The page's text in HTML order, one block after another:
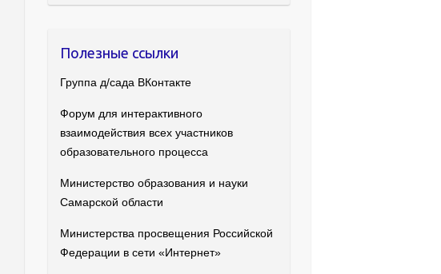
Полезные ссылки
Группа д/сада ВКонтакте
Форум для интерактивного
взаимодействия всех участников
образовательного процесса
Министерство образования и науки
Самарской области
Министерства просвещения Российской
Федерации в сети «Интернет»